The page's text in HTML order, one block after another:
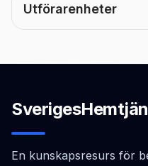
Utförarenheter
En kunskapsresurs för